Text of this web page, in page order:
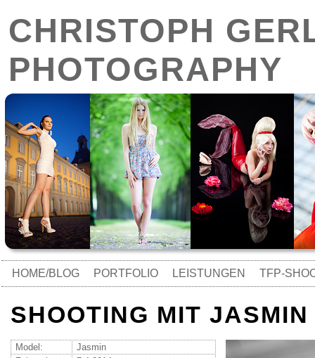
CHRISTOPH
PHOTOGRAPHY
HOME/BLOG PORTFOLIO LEISTUNGEN TFP-
SHOOTING MIT
Model:
Jasmin